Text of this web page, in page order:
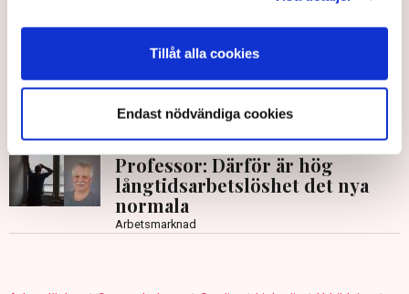
Tillåt alla cookies
Endast nödvändiga cookies
Långtidsarbetslösa hamnar allt
Ekonomi
Professor: Därför är hög
långtidsarbetslöshet det nya
normala
Arbetsmarknad